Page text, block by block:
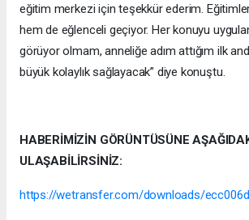
eğitim merkezi için teşekkür ederim.
hem de eğlenceli geçiyor. Her konuyu
görüyor olmam, anneliğe adım attığım ilk
büyük kolaylık sağlayacak” diye konuştu.
HABERİMİZİN GÖRÜNTÜSÜNE
ULAŞABİLİRSİNİZ:
https://wetransfer.com/downloads/